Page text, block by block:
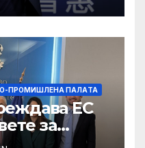
ПРОМИШЛЕНА ПАЛAТА
ЕС
за